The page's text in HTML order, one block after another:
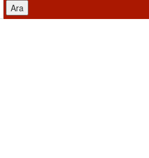
Ara